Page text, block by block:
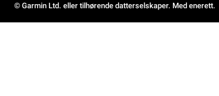
© Garmin Ltd. eller tilhørende datterselskaper. Med enerett.